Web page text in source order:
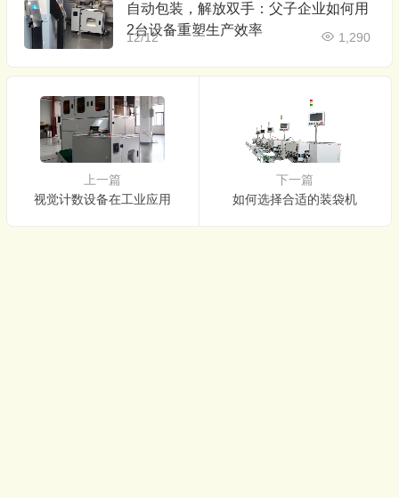
自动包装，解放双手：父子企业如何用
2台设备重塑生产效率
12/12 1,290
上一篇
视觉计数设备在工业应用
下一篇
如何选择合适的装袋机